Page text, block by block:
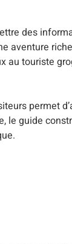
des
aventure
au touriste
permet
le guide